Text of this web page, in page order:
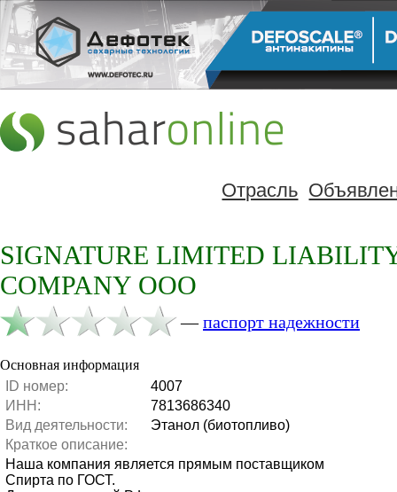
Отрасль
SIGNATURE LIMITED
COMPANY ООО
—паспорт надежности
Основная информация
ID номер:
4007
ИНН:
7813686340
Вид деятельности:
Этанол (биотопливо)
Краткое описание:
Наша компания является прямым поставщиком
Спирта по ГОСТ.